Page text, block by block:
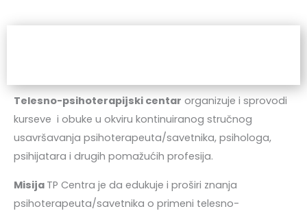
Telesno-psihoterapijski centar organizuje i sprovodi
kurseve i obuke u okviru kontinuiranog stručnog
usavršavanja psihoterapeuta/savetnika, psihologa,
psihijatara i drugih pomažućih profesija.
Misija TP Centra je da edukuje i proširi znanja
psihoterapeuta/savetnika o primeni telesno-